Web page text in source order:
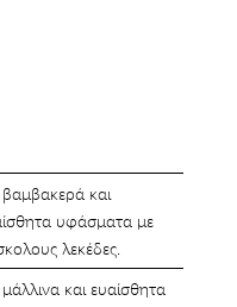
βαμβακερά και
υφάσματα με
λεκέδες.
μάλλινα και ευαίσθητα